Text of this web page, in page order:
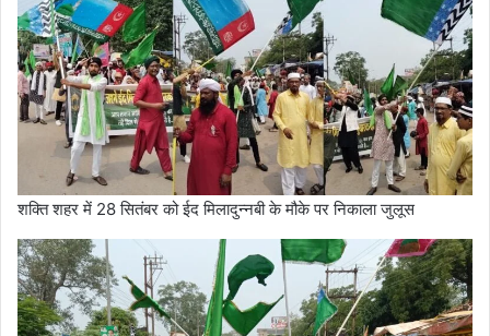
शक्ति शहर में 28 सितंबर को ईद मिलादुन्नबी के मौके पर निकाला जुलूस